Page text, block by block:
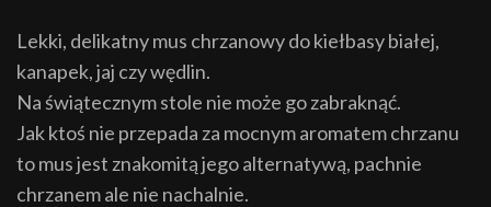
Lekki, delikatny mus chrzanowy do kiełbasy białej,
kanapek, jaj czy wędlin.
Na świątecznym stole nie może go zabraknąć.
Jak ktoś nie przepada za mocnym aromatem chrzanu
to mus jest znakomitą jego alternatywą, pachnie
chrzanem ale nie nachalnie.